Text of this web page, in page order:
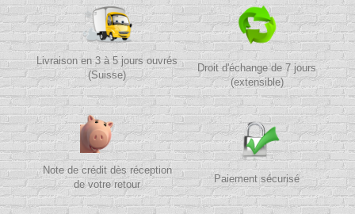
Livraison en 3 à 5 jours ouvrés
(Suisse)
Droit d'échange de 7 jours
(extensible)
Note de crédit dès réception
de votre retour
Paiement sécurisé